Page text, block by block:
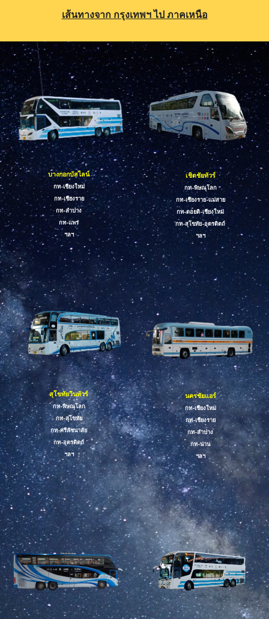
เส้นทางจาก กรุงเทพฯ ไป ภาคเหนือ
บางกอกบัสไลน์
กท-เชียงใหม่
กท-เชียงราย
กท-ลำปาง
กท-แพร่
ฯลฯ
เชิดชัยทัวร์
กท-พิษณุโลก
กท-เชียงราย-แม่สาย
กท-ดอยติ-เชียงใหม่
กท-สุโขทัย-อุตรดิตถ์
ฯลฯ
สุโขทัยวินทัวร์
กท-พิษณุโลก
กท-สุโขทัย
กท-ศรีสัชนาลัย
กท-อุตรดิตถ์
ฯลฯ
นครชัยแอร์
กท-เชียงใหม่
กท-เชียงราย
กท-ลำปาง
กท-น่าน
ฯลฯ